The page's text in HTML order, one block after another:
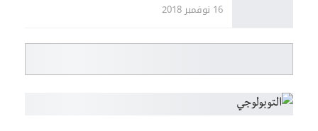
16 نوفمبر 2018